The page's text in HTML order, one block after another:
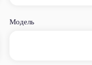
Модель